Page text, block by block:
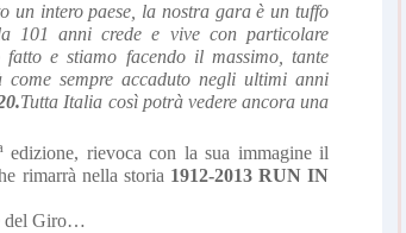
un intero paese, la nostra gara è un tuffo
101 anni crede e vive con particolare
e stiamo facendo il massimo, tante
sempre accaduto negli ultimi anni
Tutta Italia così potrà vedere ancora una
edizione, rievoca con la sua immagine il
rimarrà nella storia 1912-2013 RUN IN
del Giro…